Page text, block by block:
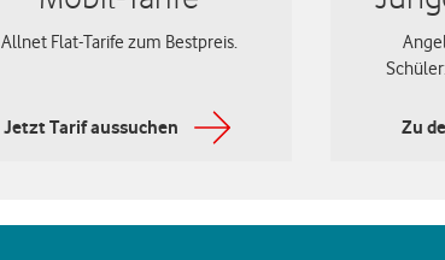
Allnet Flat-Tarife zum Bestpreis.
Jetzt Tarif aussuchen Zu